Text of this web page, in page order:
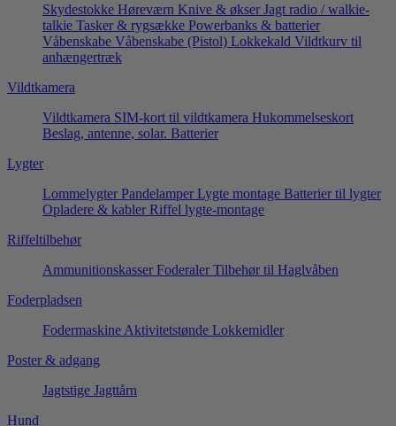
Skydestokke Høreværn Knive & økser Jagt radio / walkie-
talkie Tasker & rygsække Powerbanks & batterier
Våbenskabe Våbenskabe (Pistol) Lokkekald Vildtkurv til
anhængertræk
Vildtkamera
Vildtkamera SIM-kort til vildtkamera Hukommelseskort
Beslag, antenne, solar. Batterier
Lygter
Lommelygter Pandelamper Lygte montage Batterier til lygter
Opladere & kabler Riffel lygte-montage
Riffeltilbehør
Ammunitionskasser Foderaler Tilbehør til Haglvåben
Foderpladsen
Fodermaskine Aktivitetstønde Lokkemidler
Poster & adgang
Jagtstige Jagttårn
Hund